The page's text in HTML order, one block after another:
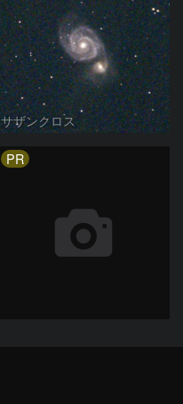
サザンクロス
PR